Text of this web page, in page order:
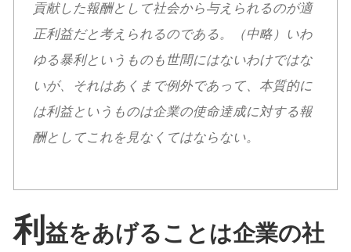
貢献した報酬として社会から与えられるのが適
正利益だと考えられるのである。（中略）いわ
ゆる暴利というものも世間にはないわけではな
いが、それはあくまで例外であって、本質的に
は利益というものは企業の使命達成に対する報
酬としてこれを見なくてはならない。
利 益をあげることは企業の社